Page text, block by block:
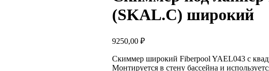
(SKAL.C) широкий
9250,00 ₽
Скиммер широкий Fiberpool YAEL043 с
Монтируется в стену бассейна и